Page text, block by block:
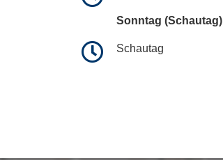
Sonntag (Schautag)
Schautag